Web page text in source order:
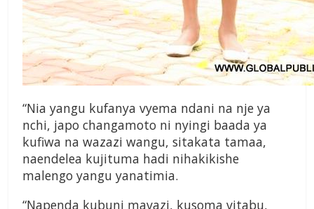
“Nia yangu kufanya vyema ndani na nje ya
nchi, japo changamoto ni nyingi baada ya
kufiwa na wazazi wangu, sitakata tamaa,
naendelea kujituma hadi nihakikishe
malengo yangu yanatimia.
“Napenda kubuni mavazi, kusoma vitabu,